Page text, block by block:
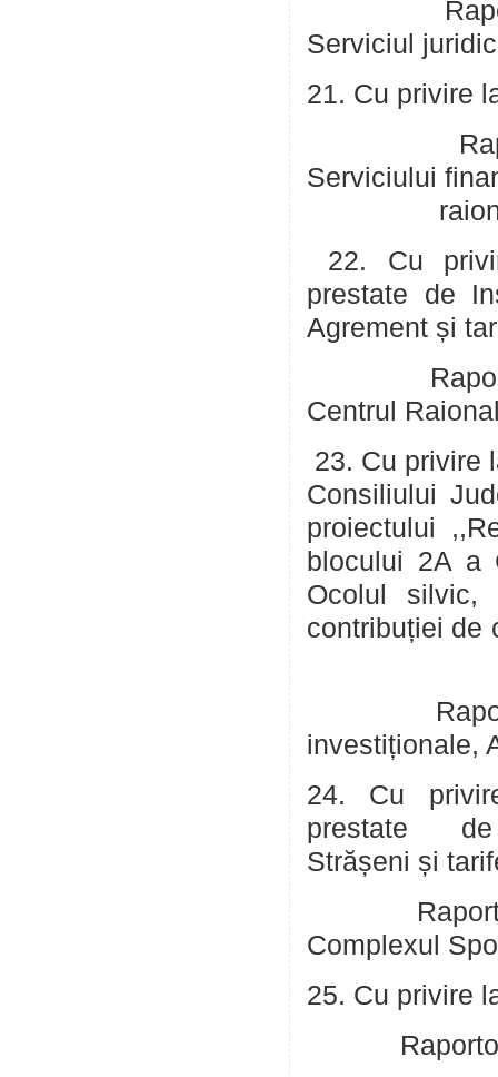
Raportor:
Serviciul
21. Cu privire
Serviciului
22. Cu
prestate de
Agrement și
Centrul
23. Cu privire
Consiliului
proiectului
blocului 2A a
Ocolul silvic,
Raportor:
investiționale,
24. Cu
prestate de
Strășeni și
Complexul
25. Cu privire
Raportor: